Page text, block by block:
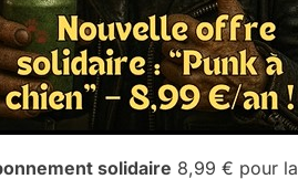
solidaire 8,99 € pour la